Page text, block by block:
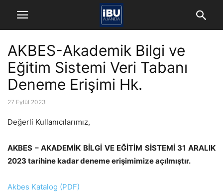
AKBES-Akademik Bilgi ve
Eğitim Sistemi Veri Tabanı
Deneme Erişimi Hk.
27 Eylül 2023
Değerli Kullanıcılarımız,
AKBES – AKADEMİK BİLGİ VE EĞİTİM SİSTEMİ 31 ARALIK
2023 tarihine kadar deneme erişimimize açılmıştır.
Akbes Katalog (PDF)